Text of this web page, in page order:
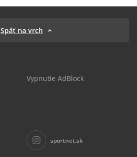
Späť na vrch
Vypnutie AdBlock
sportnet.sk